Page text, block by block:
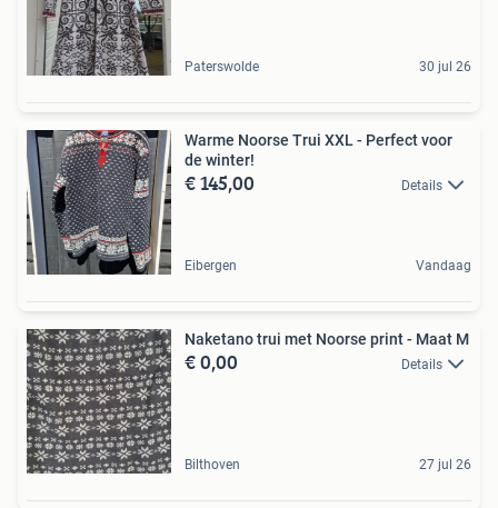
Paterswolde 30 jul 26
Warme Noorse Trui XXL - Perfect voor
de winter!
€ 145,00 Details
Eibergen Vandaag
Naketano trui met Noorse print - Maat M
€ 0,00 Details
Bilthoven 27 jul 26